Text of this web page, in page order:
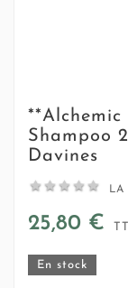
**Alchemic
Shampoo
Davines
     LA
25,80 €
En stock